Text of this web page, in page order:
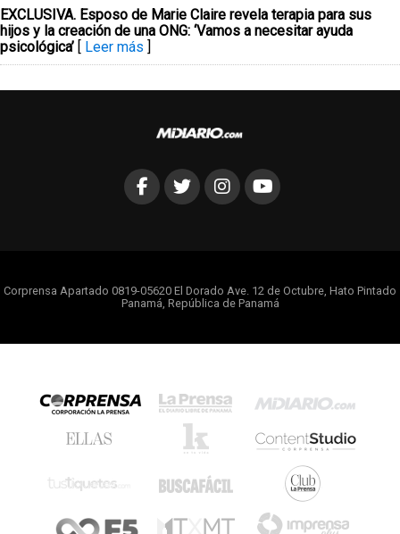
EXCLUSIVA. Esposo de Marie Claire revela terapia para sus
hijos y la creación de una ONG: ‘Vamos a necesitar ayuda
psicológica’ [ Leer más ]
Corprensa Apartado 0819-05620 El Dorado Ave. 12 de Octubre, Hato Pintado
Panamá, República de Panamá